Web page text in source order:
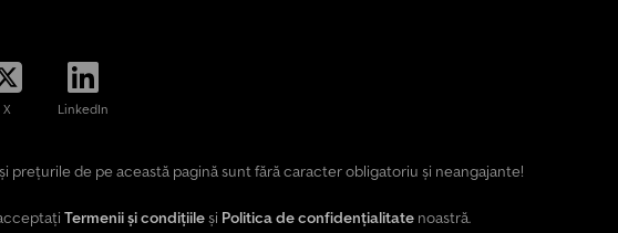
X LinkedIn
prețurile de pe această pagină sunt fără caracter obligatoriu și neangajante!
Termenii și condițiileși Politica de confidențialitate noastră.